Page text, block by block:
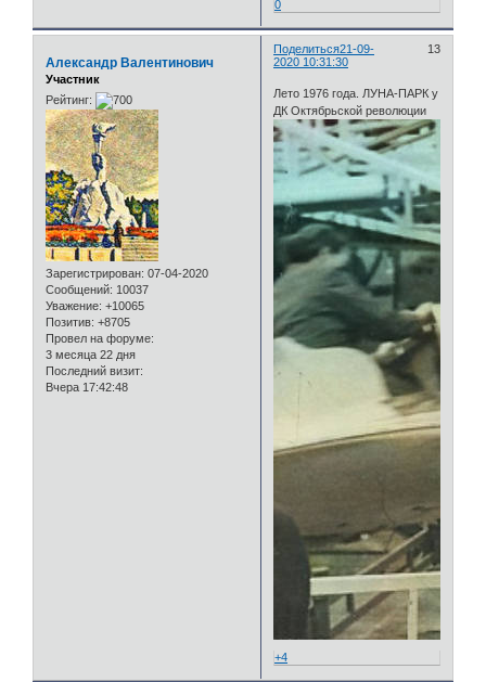
0
Поделиться 13
21-09-
2020 10:31:30
Александр Валентинович
Участник
Рейтинг:
Зарегистрирован: 07-04-2020
Сообщений: 10037
Уважение: +10065
Позитив: +8705
Провел на форуме:
3 месяца 22 дня
Последний визит:
Вчера 17:42:48
Лето 1976 года. ЛУНА-ПАРК у
ДК Октябрьской революции
+4